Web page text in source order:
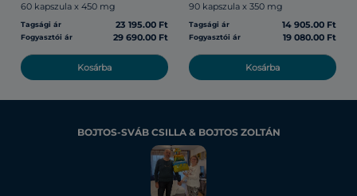
60 kapszula x 450 mg
Tagsági ár 23 195.00 Ft
Fogyasztói ár 29 690.00 Ft
Kosárba
90 kapszula x 350 mg
Tagsági ár 14 905.00 Ft
Fogyasztói ár 19 080.00 Ft
Kosárba
BOJTOS-SVÁB CSILLA & BOJTOS ZOLTÁN